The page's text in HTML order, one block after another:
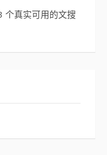
个真实可用的文搜